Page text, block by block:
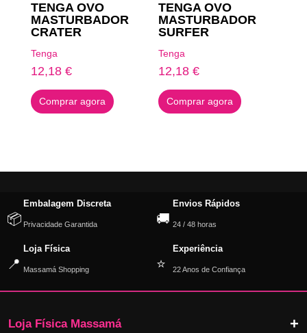
TENGA OVO
MASTURBADOR
CRATER
Tenga
12,18 €
Comprar agora
TENGA OVO
MASTURBADOR
SURFER
Tenga
12,18€
Comprar agora
📦
Embalagem Discreta
Privacidade Garantida 🚚
Envios Rápidos
24 / 48 horas
📍
Loja Física
Massamá Shopping ⭐
Experiência
22 Anos de Confiança
Loja Física Massamá